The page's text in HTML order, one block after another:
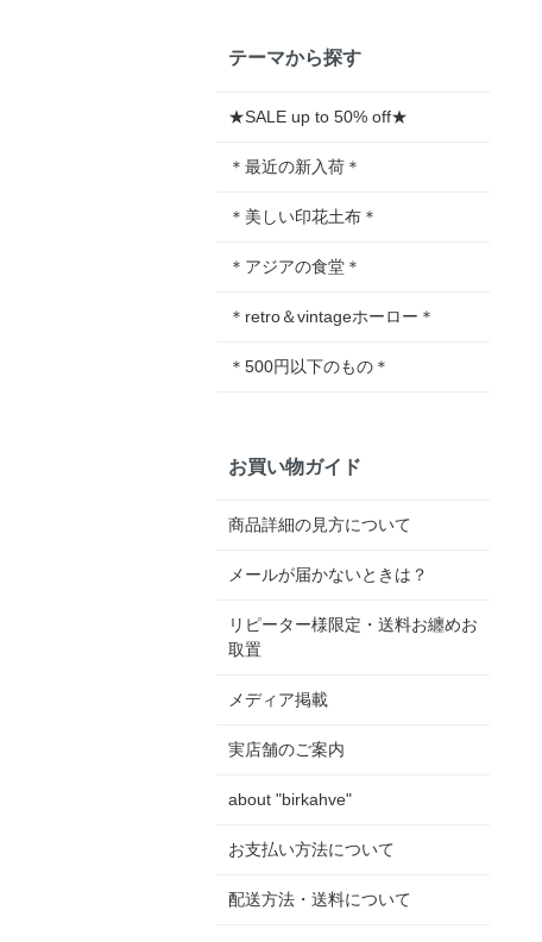
テーマから探す
★SALE up to 50% off★
＊最近の新入荷＊
＊美しい印花土布＊
＊アジアの食堂＊
＊retro＆vintageホーロー＊
＊500円以下のもの＊
お買い物ガイド
商品詳細の見方について
メールが届かないときは？
リピーター様限定・送料お纏めお
取置
メディア掲載
実店舗のご案内
about "birkahve"
お支払い方法について
配送方法・送料について